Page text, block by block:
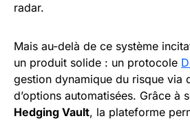
radar.
Mais au-delà de ce système
un produit solide : un protocole
gestion dynamique du risque via
d’options automatisées. Grâce à
Hedging Vault, la plateforme